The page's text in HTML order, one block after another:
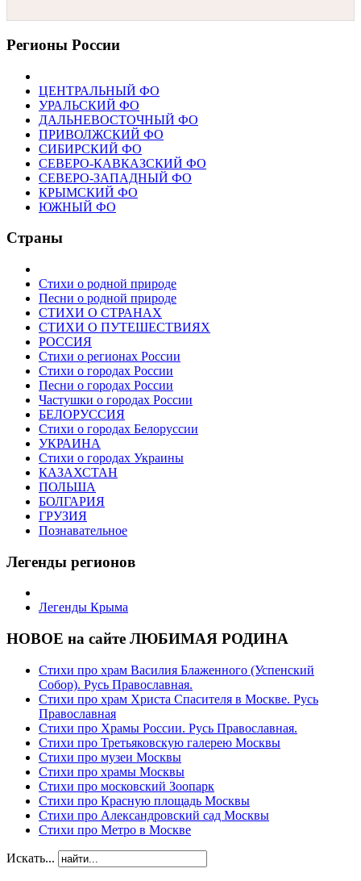
Регионы России
ЦЕНТРАЛЬНЫЙ ФО
УРАЛЬСКИЙ ФО
ДАЛЬНЕВОСТОЧНЫЙ ФО
ПРИВОЛЖСКИЙ ФО
СИБИРСКИЙ ФО
СЕВЕРО-КАВКАЗСКИЙ ФО
СЕВЕРО-ЗАПАДНЫЙ ФО
КРЫМСКИЙ ФО
ЮЖНЫЙ ФО
Страны
Стихи о родной природе
Песни о родной природе
СТИХИ О СТРАНАХ
СТИХИ О ПУТЕШЕСТВИЯХ
РОССИЯ
Стихи о регионах России
Стихи о городах России
Песни о городах России
Частушки о городах России
БЕЛОРУССИЯ
Стихи о городах Белоруссии
УКРАИНА
Стихи о городах Украины
КАЗАХСТАН
ПОЛЬША
БОЛГАРИЯ
ГРУЗИЯ
Познавательное
Легенды регионов
Легенды Крыма
НОВОЕ на сайте ЛЮБИМАЯ РОДИНА
Стихи про храм Василия Блаженного (Успенский
Собор). Русь Православная.
Стихи про храм Христа Спасителя в Москве. Русь
Православная
Стихи про Храмы России. Русь Православная.
Стихи про Третьяковскую галерею Москвы
Стихи про музеи Москвы
Стихи про храмы Москвы
Стихи про московский Зоопарк
Стихи про Красную площадь Москвы
Стихи про Александровский сад Москвы
Стихи про Метро в Москве
Искать...